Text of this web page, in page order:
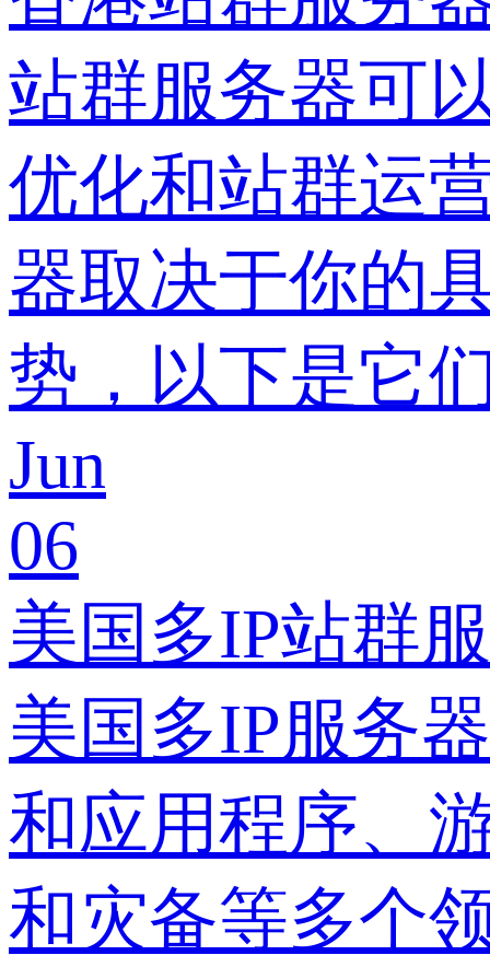
站群服务器可
优化和站群运
器取决于你的
势，以下是它
Jun
06
美国多IP站群
美国多IP服务
和应用程序、
和灾备等多个